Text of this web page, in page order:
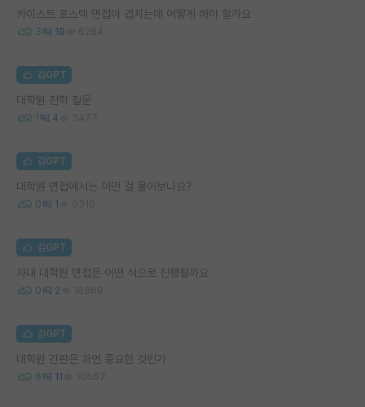
카이스트 포스텍 면접이 겹치는데 어떻게 해야 할까요
3 19 6284
김GPT
대학원 진학 질문
1 4 3477
김GPT
대학원 면접에서는 어떤 걸 물어보나요?
0 1 9310
김GPT
자대 대학원 면접은 어떤 식으로 진행될까요
0 2 16968
김GPT
대학원 간판은 과연 중요한 것인가
6 11 10557